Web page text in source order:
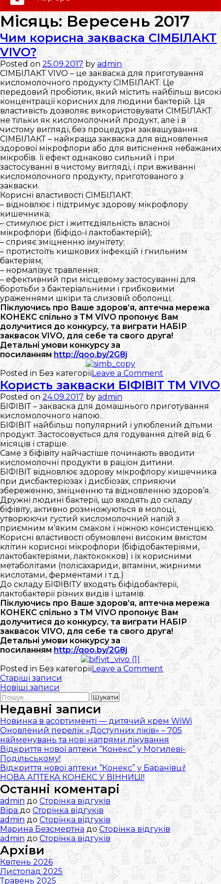
Слідкуй за нами:
Місяць: Вересень 2017
Чим корисна закваска СІМБІЛАКТ
VIVO?
Posted on 25.09.2017 by admin
СІМБІЛАКТ VIVO – це закваска для приготування
кисломолочного продукту СІМБІЛАКТ. Це
передовий пробіотик, який містить найбільш високі
концентрації корисних для людини бактерій. Ця
властивість дозволяє використовувати СІМБІЛАКТ
не тільки як кисломолочний продукт, але і в
чистому вигляді, без процедури заквашування.
СІМБІЛАКТ – найкраща закваска для відновлення
здорової мікрофлори або для витіснення небажаних
мікробів. Її ефект однаково сильний і при
застосуванні в чистому вигляді, і при вживанні
кисломолочного продукту, приготованого з
закваски.
Корисні властивості СІМБІЛАКТ:
– відновлює і підтримує здорову мікрофлору
кишечника;
– стимулює ріст і життєдіяльність власної
мікрофлори (біфідо-і лактобактерій);
– сприяє зміцненню імунітету;
– протистоїть кишкових інфекцій і гнильним
бактеріям;
– нормалізує травлення;
– ефективний при місцевому застосуванні для
боротьби з бактеріальними і грибковими
ураженнями шкіри та слизовій оболонці;
Піклуючись про Ваше здоров’я, аптечна мережа
КОНЕКС спільно з ТМ VIVO пропонує Вам
долучитися до конкурсу, та виграти НАБІР
заквасок VIVO, для себе та свого друга!
Детальні умови конкурсу за
посиланням http://qoo.by/2G8j
Posted in Без категоріїLeave a Comment
Чим
корисна
СІМБІЛАКТ
VIVO?
Користь закваски БІФІВІТ ТМ VIVO
Posted on 24.09.2017 by admin
БІФІВІТ – закваска для домашнього приготування
кисломолочного напою.
БІФІВІТ найбільш популярний і улюблений дітьми
продукт. Застосовується для годування дітей від 6
місяців і старше.
Саме з біфівіту найчастіше починають вводити
кисломолочні продукти в раціон дитини.
БІФІВІТ відновлює здорову мікрофлору кишечника
при дисбактеріозах і дисбіозах, сприяючи
збереженню, зміцненню та відновленню здоров’я.
Дружні людині бактерії, що входять до складу
біфівіту, активно розмножуються в молоці,
утворюючи густий кисломолочний напій з
приємним м’яким смаком і ніжною консистенцією.
Корисні властивості обумовлені високим вмістом
клітин корисної мікрофлори (біфідобактеріями,
лактобактеріями, лактококков) і їх корисними
метаболітами (полісахариди, вітаміни, жирними
кислотами, ферментами і т.д.)
До складу БІФІВІТУ входять біфідобактерії,
лактобактерії різних видів і штамів.
Піклуючись про Ваше здоров’я, аптечна мережа
КОНЕКС спільно з ТМ VIVO пропонує Вам
долучитися до конкурсу, та виграти НАБІР
заквасок VIVO, для себе та свого друга!
Детальні умови конкурсу за
посиланням http://qoo.by/2G8j
Posted in Без категоріїLeave a Comment
VIVO
Навігація
записів
Старіші записи
Новіші записи
Пошук:
Недавні записи
Новинка в асортименті — дитячий крем WiWi
Оновлений перелік «Доступних ліків» – 705
найменувань та нові напрями лікування
Відкриття нової аптеки “Конекс” у Могилеві-
Подільському!
Відкриття нової аптеки “Конекс” у Баранівці!
НОВА АПТЕКА КОНЕКС У ВІННИЦІ!
Останні коментарі
admin до Сторінка відгуків
Віра до Сторінка відгуків
admin до Сторінка відгуків
Марина Безсмертна до Сторінка відгуків
admin до Сторінка відгуків
Архіви
Квітень 2026
Листопад 2025
Травень 2025